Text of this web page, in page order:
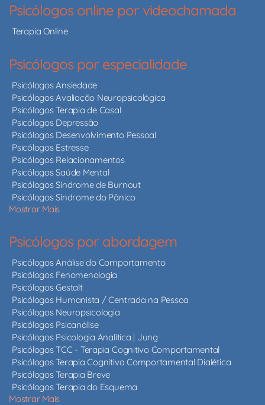
Psicólogos online por videochamada
Terapia Online
Psicólogos por especialidade
Psicólogos Ansiedade
Psicólogos Avaliação Neuropsicológica
Psicólogos Terapia de Casal
Psicólogos Depressão
Psicólogos Desenvolvimento Pessoal
Psicólogos Estresse
Psicólogos Relacionamentos
Psicólogos Saúde Mental
Psicólogos Síndrome de Burnout
Psicólogos Síndrome do Pânico
Mostrar Mais
Psicólogos por abordagem
Psicólogos Análise do Comportamento
Psicólogos Fenomenologia
Psicólogos Gestalt
Psicólogos Humanista / Centrada na Pessoa
Psicólogos Neuropsicologia
Psicólogos Psicanálise
Psicólogos Psicologia Analítica | Jung
Psicólogos TCC - Terapia Cognitivo Comportamental
Psicólogos Terapia Cognitiva Comportamental Dialética
Psicólogos Terapia Breve
Psicólogos Terapia do Esquema
Mostrar Mais